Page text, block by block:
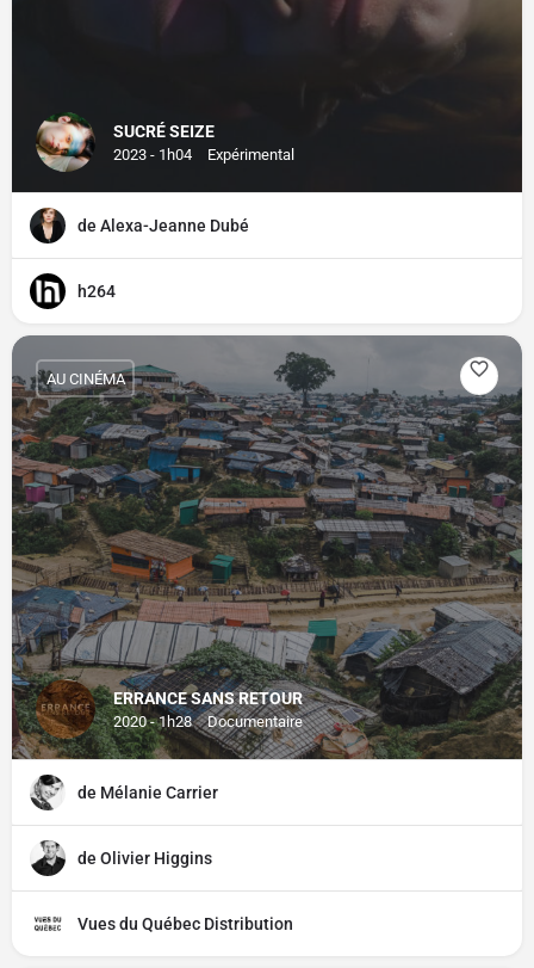
SUCRÉ SEIZE
2023 - 1h04 Expérimental
de Alexa-Jeanne Dubé
h264
ERRANCE SANS RETOUR
2020 - 1h28 Documentaire
AU CINÉMA
de Mélanie Carrier
de Olivier Higgins
Vues du Québec Distribution